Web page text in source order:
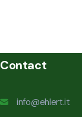
Contact
info@ehlert.it